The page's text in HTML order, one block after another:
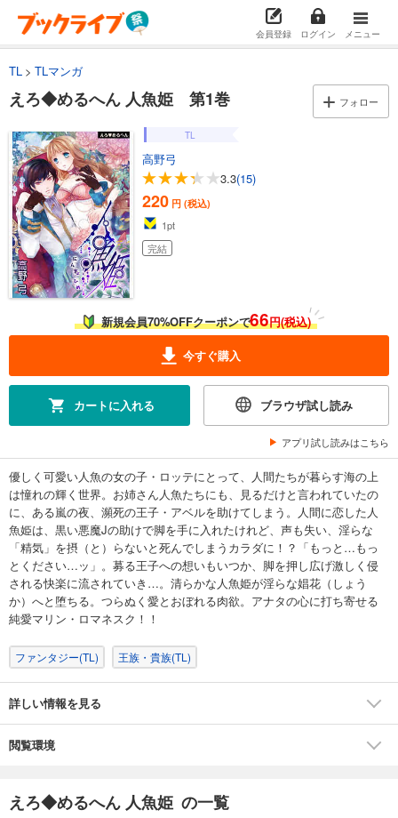
会員登録 ログイン メニュー
TL TLマンガ
えろ◆めるへん 人魚姫 第1巻 フォロー
TL
高野弓
3.3(15)
220 円 (税込)
1pt
完結
新規会員70%OFFクーポンで66円(税込)
今すぐ購入
カートに入れる ブラウザ試し読み
アプリ試し読みはこちら
優しく可愛い人魚の女の子・ロッテにとって、人間たちが暮らす海の上
は憧れの輝く世界。お姉さん人魚たちにも、見るだけと言われていたの
に、ある嵐の夜、瀕死の王子・アベルを助けてしまう。人間に恋した人
魚姫は、黒い悪魔Jの助けで脚を手に入れたけれど、声も失い、淫らな
「精気」を摂（と）らないと死んでしまうカラダに！？「もっと…もっ
とください…ッ」。募る王子への想いもいつか、脚を押し広げ激しく侵
される快楽に流されていき…。清らかな人魚姫が淫らな娼花（しょう
か）へと堕ちる。つらぬく愛とおぼれる肉欲。アナタの心に打ち寄せる
純愛マリン・ロマネスク！！
ファンタジー(TL) 王族・貴族(TL)
詳しい情報を見る
閲覧環境
えろ◆めるへん 人魚姫 の一覧